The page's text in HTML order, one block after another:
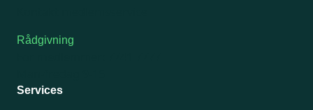
Rådgivning
Services